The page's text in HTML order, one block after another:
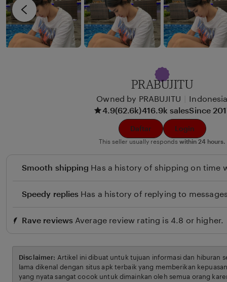
i
x
u
i
e
PRABUJITU
Owned by PRABUJITU
4.9(62.6k)416.9k salesSince
Daftar Login
This seller usually responds within 24 hours.
Smooth shipping Has a history of shipping on time
Speedy replies Has a history of replying to
Rave reviews Average review rating is 4.8 or higher.
Disclaimer: Artikel ini dibuat untuk tujuan informasi dan hiburan
lama dikenal dengan situs apk terbaik yang memberikan
yang nyata sangat cocok untuk dimainkan oleh semua orang